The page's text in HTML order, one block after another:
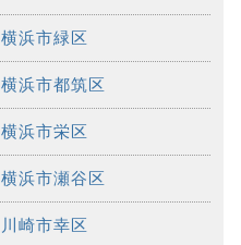
横浜市緑区
横浜市都筑区
横浜市栄区
横浜市瀬谷区
川崎市幸区